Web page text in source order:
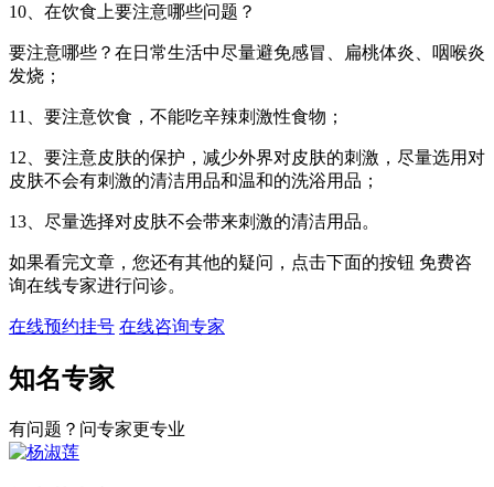
10、在饮食上要注意哪些问题？
要注意哪些？在日常生活中尽量避免感冒、扁桃体炎、咽喉炎
发烧；
11、要注意饮食，不能吃辛辣刺激性食物；
12、要注意皮肤的保护，减少外界对皮肤的刺激，尽量选用对
皮肤不会有刺激的清洁用品和温和的洗浴用品；
13、尽量选择对皮肤不会带来刺激的清洁用品。
如果看完文章，您还有其他的疑问，点击下面的按钮 免费咨
询在线专家进行问诊。
在线预约挂号 在线咨询专家
知名专家
有问题？问专家更专业